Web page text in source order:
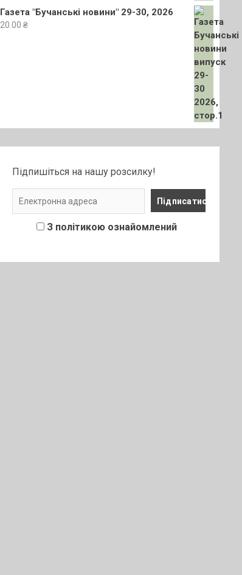
Газета "Бучанські новини" 29-30, 2026
20.00 ₴
Підпишіться на нашу розсилку!
З політикою ознайомлений